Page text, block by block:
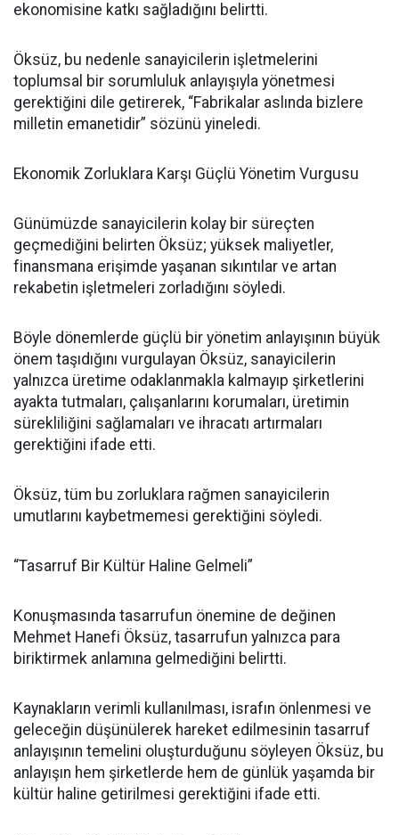
ekonomisine katkı sağladığını belirtti.
Öksüz, bu nedenle sanayicilerin işletmelerini
toplumsal bir sorumluluk anlayışıyla yönetmesi
gerektiğini dile getirerek, “Fabrikalar aslında bizlere
milletin emanetidir” sözünü yineledi.
Ekonomik Zorluklara Karşı Güçlü Yönetim Vurgusu
Günümüzde sanayicilerin kolay bir süreçten
geçmediğini belirten Öksüz; yüksek maliyetler,
finansmana erişimde yaşanan sıkıntılar ve artan
rekabetin işletmeleri zorladığını söyledi.
Böyle dönemlerde güçlü bir yönetim anlayışının büyük
önem taşıdığını vurgulayan Öksüz, sanayicilerin
yalnızca üretime odaklanmakla kalmayıp şirketlerini
ayakta tutmaları, çalışanlarını korumaları, üretimin
sürekliliğini sağlamaları ve ihracatı artırmaları
gerektiğini ifade etti.
Öksüz, tüm bu zorluklara rağmen sanayicilerin
umutlarını kaybetmemesi gerektiğini söyledi.
“Tasarruf Bir Kültür Haline Gelmeli”
Konuşmasında tasarrufun önemine de değinen
Mehmet Hanefi Öksüz, tasarrufun yalnızca para
biriktirmek anlamına gelmediğini belirtti.
Kaynakların verimli kullanılması, israfın önlenmesi ve
geleceğin düşünülerek hareket edilmesinin tasarruf
anlayışının temelini oluşturduğunu söyleyen Öksüz, bu
anlayışın hem şirketlerde hem de günlük yaşamda bir
kültür haline getirilmesi gerektiğini ifade etti.